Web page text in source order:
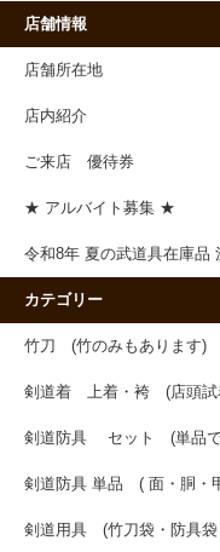
店舗情報
店舗所在地
店内紹介
ご来店 優待券
★ アルバイト募集 ★
令和8年 夏の武道具在庫品
カテゴリー
竹刀 (竹のみもあります)
剣道着 上着・袴 (店頭試
剣道防具 セット (単品で
剣道防具 単品 ( 面・胴・
剣道用具 (竹刀袋・防具袋